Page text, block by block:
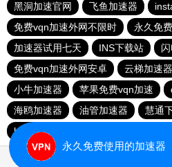
黑洞加速官网
飞鱼加速器
免费vqn加速外网不限时
永久免
加速器试用七天
INS下载站
免费vqn加速外网安卓
云梯加速器
小牛加速器
苹果免费vqn加速
海鸥加速器
油管加速器 慧通
hammer加速器
永久免费使用的加速器